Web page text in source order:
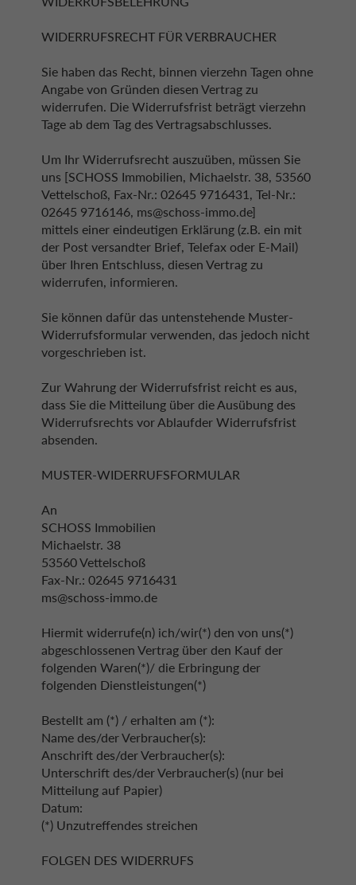
WIDERRUFSRECHT FÜR VERBRAUCHER
Sie haben das Recht, binnen vierzehn Tagen ohne
Angabe von Gründen diesen Vertrag zu
widerrufen. Die Widerrufsfrist beträgt vierzehn
Tage ab dem Tag des Vertragsabschlusses.
Um Ihr Widerrufsrecht auszuüben, müssen Sie
uns [SCHOSS Immobilien, Michaelstr. 38, 53560
Vettelschoß, Fax-Nr.: 02645 9716431, Tel-Nr.:
02645 9716146, ms@schoss-immo.de]
mittels einer eindeutigen Erklärung (z.B. ein mit
der Post versandter Brief, Telefax oder E-Mail)
über Ihren Entschluss, diesen Vertrag zu
widerrufen, informieren.
Sie können dafür das untenstehende Muster-
Widerrufsformular verwenden, das jedoch nicht
vorgeschrieben ist.
Zur Wahrung der Widerrufsfrist reicht es aus,
dass Sie die Mitteilung über die Ausübung des
Widerrufsrechts vor Ablaufder Widerrufsfrist
absenden.
MUSTER-WIDERRUFSFORMULAR
An
SCHOSS Immobilien
Michaelstr. 38
53560 Vettelschoß
Fax-Nr.: 02645 9716431
ms@schoss-immo.de
Hiermit widerrufe(n) ich/wir(*) den von uns(*)
abgeschlossenen Vertrag über den Kauf der
folgenden Waren(*)/ die Erbringung der
folgenden Dienstleistungen(*)
Bestellt am (*) / erhalten am (*):
Name des/der Verbraucher(s):
Anschrift des/der Verbraucher(s):
Unterschrift des/der Verbraucher(s) (nur bei
Mitteilung auf Papier)
Datum:
(*) Unzutreffendes streichen
FOLGEN DES WIDERRUFS